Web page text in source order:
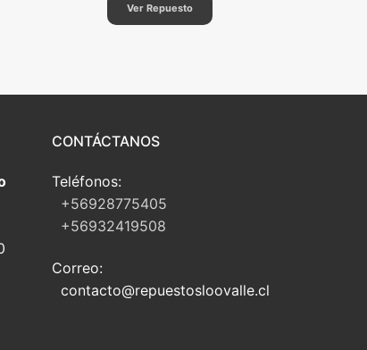
Ver Repuesto
CONTÁCTANOS
Teléfonos:
+56928775405
+56932419508
Correo:
contacto@repuestosloovalle.cl